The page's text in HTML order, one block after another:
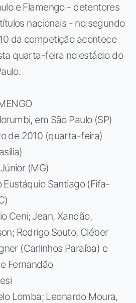
e Flamengo - detentores
nacionais - no segundo
da competição acontece
quarta-feira no estádio do
em São Paulo (SP)
de 2010 (quarta-feira)
(MG)
Santiago (Fifa-
Ceni; Jean, Xandão,
Rodrigo Souto, Cléber
(Carlinhos Paraíba) e
Fernandão
Lomba; Leonardo Moura,